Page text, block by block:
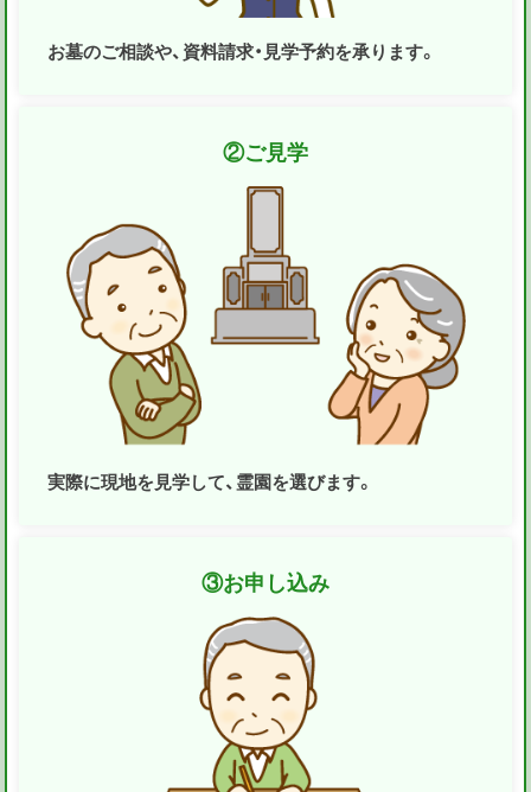
お墓のご相談や、資料請求・見学予約を承ります。
②ご見学
実際に現地を見学して、霊園を選びます。
③お申し込み